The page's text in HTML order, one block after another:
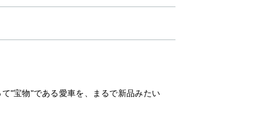
"宝物"である愛車を、まるで新品みたい